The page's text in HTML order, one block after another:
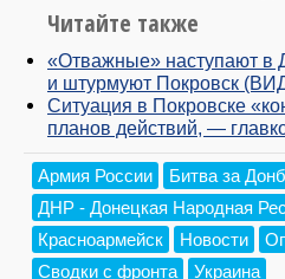
Читайте также
«Отважные» наступают в
и штурмуют Покровск
Ситуация в Покровске
планов действий, —
Армия России Битва за
ДНР - Донецкая Народная
Красноармейск
Новости
Сводки с фронта
Украина